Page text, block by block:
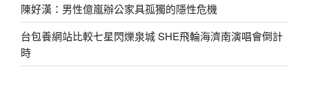
陳好漢：男性億嵐辦公家具孤獨的隱性危機
台包養網站比較七星閃爍泉城 SHE飛輪海濟南演唱會倒計
時